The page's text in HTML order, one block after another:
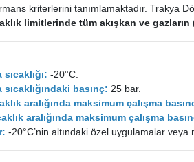
kriterlerini tanımlamaktadır. Trakya
limitlerinde tüm akışkan ve
-20°C.
basınç: 25 bar.
aralığında maksimum çalışma
aralığında maksimum çalışma
-20°C’nin altındaki özel uygulamalar veya